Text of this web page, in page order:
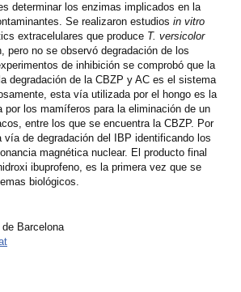
determinar los enzimas implicados en la
Se realizaron estudios in vitro
extracelulares que produce T. versicolor
pero no se observó degradación de los
de inhibición se comprobó que la
degradación de la CBZP y AC es el sistema
esta vía utilizada por el hongo es la
por los mamíferos para la eliminación de un
entre los que se encuentra la CBZP. Por
de degradación del IBP identificando los
magnética nuclear. El producto final
ibuprofeno, es la primera vez que se
biológicos.
Barcelona